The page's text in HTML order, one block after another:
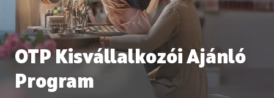
OTP Kisvállalkozói Ajánló
Program